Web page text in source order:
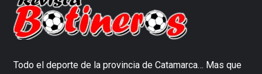
Todo el deporte de la provincia de Catamarca… Mas que